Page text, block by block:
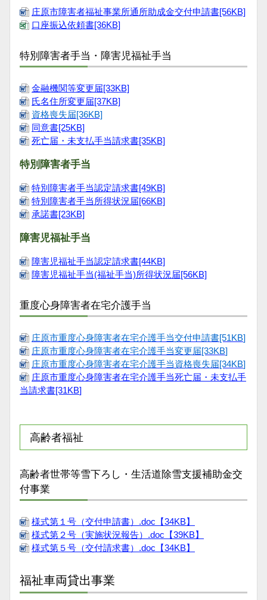
庄原市障害者福祉事業所通所助成金交付申請書[56KB]
口座振込依頼書[36KB]
特別障害者手当・障害児福祉手当
金融機関等変更届[33KB]
氏名住所変更届[37KB]
資格喪失届[36KB]
同意書[25KB]
死亡届・未支払手当請求書[35KB]
特別障害者手当
特別障害者手当認定請求書[49KB]
特別障害者手当所得状況届[66KB]
承諾書[23KB]
障害児福祉手当
障害児福祉手当認定請求書[44KB]
障害児福祉手当(福祉手当)所得状況届[56KB]
重度心身障害者在宅介護手当
庄原市重度心身障害者在宅介護手当交付申請書[51KB]
庄原市重度心身障害者在宅介護手当変更届[33KB]
庄原市重度心身障害者在宅介護手当資格喪失届[34KB]
庄原市重度心身障害者在宅介護手当死亡届・未支払手
当請求書[31KB]
高齢者福祉
高齢者世帯等雪下ろし・生活道除雪支援補助金交
付事業
様式第１号（交付申請書）.doc【34KB】
様式第２号（実施状況報告）.doc【39KB】
様式第５号（交付請求書）.doc【34KB】
福祉車両貸出事業